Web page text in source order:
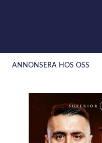
ANNONSERA HOS OSS